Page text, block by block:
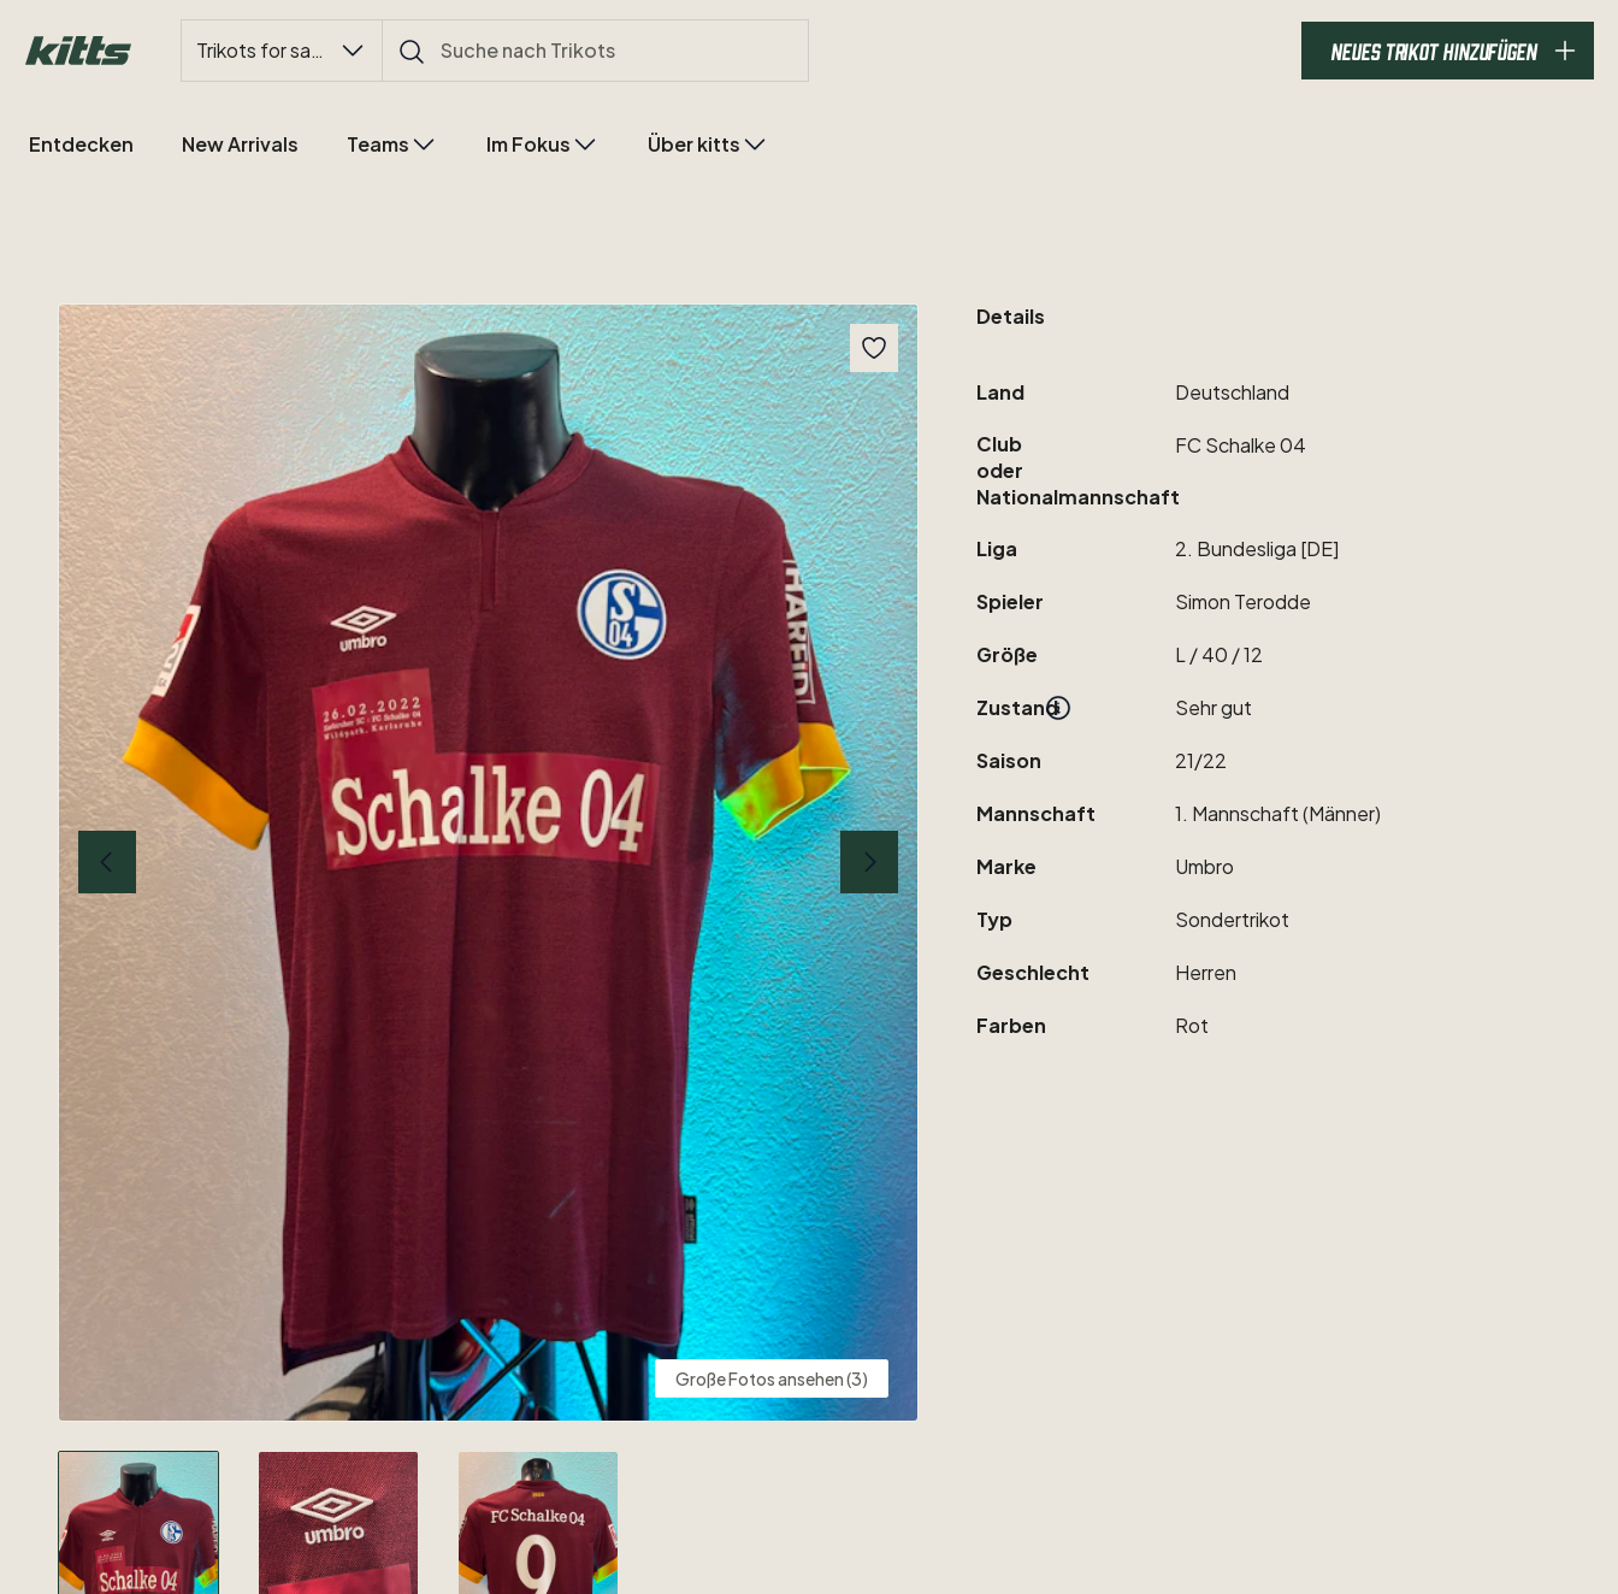
Trikots for sale NEUES TRIKOT HINZUFÜGEN
Entdecken New Arrivals Teams Im Fokus Über kitts
Große Fotos ansehen (3)
Details
Land Deutschland
Club
oder
Nationalmannschaft
FC Schalke04
Liga 2. Bundesliga [DE]
Spieler Simon Terodde
Größe L ​/​40 ​/​12
Zustand Sehrgut
Saison 21​/​22
Mannschaft 1. Mannschaft(Männer)
Marke Umbro
Typ Sondertrikot
Geschlecht Herren
Farben Rot